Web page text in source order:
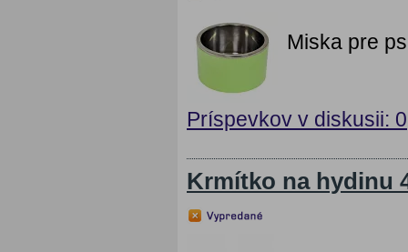
Miska pre
Príspevkov v diskusii: 0
Krmítko na hydinu